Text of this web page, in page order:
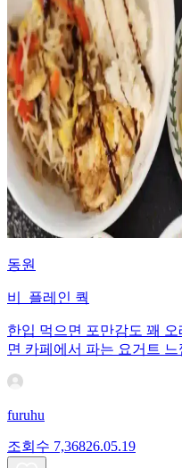
동원
비_플레인 쿽
한입 먹으면 포만감도 꽤
면 카페에서 파는 요거트
furuhu
조회수 7,36826.05.19